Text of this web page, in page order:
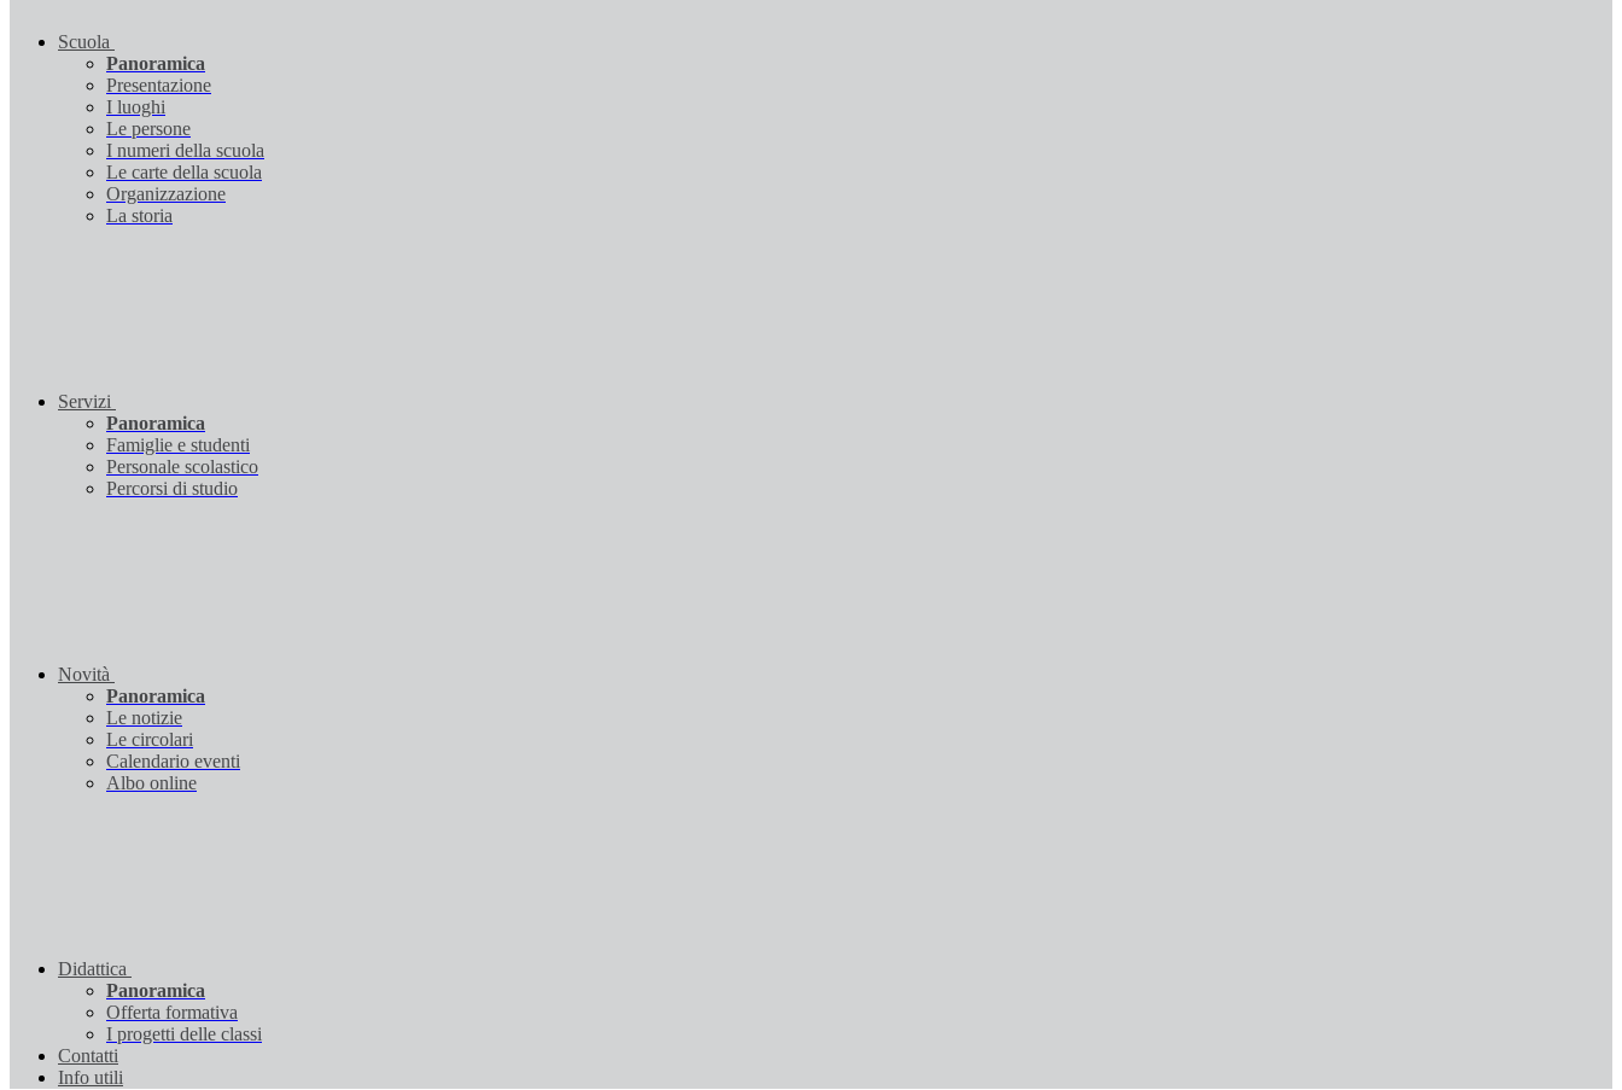
Scuola
Panoramica
Presentazione
I luoghi
Le persone
I numeri della scuola
Le carte della scuola
Organizzazione
La storia
Servizi
Panoramica
Famiglie e studenti
Personale scolastico
Percorsi di studio
Novità
Panoramica
Le notizie
Le circolari
Calendario eventi
Albo online
Didattica
Panoramica
Offerta formativa
I progetti delle classi
Contatti
Info utili